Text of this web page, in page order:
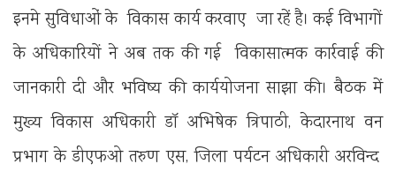
इनमे सुविधाओं के विकास कार्य करवाए जा रहें है। कई विभागों
के अधिकारियों ने अब तक की गई विकासात्मक कार्रवाई की
जानकारी दी और भविष्य की कार्ययोजना साझा की। बैठक में
मुख्य विकास अधिकारी डॉ अभिषेक त्रिपाठी, केदारनाथ वन
प्रभाग के डीएफओ तरुण एस, जिला पर्यटन अधिकारी अरविन्द